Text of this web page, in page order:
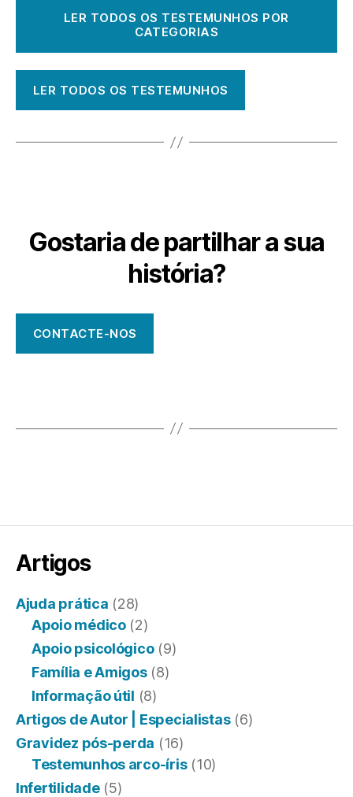
LER TODOS OS TESTEMUNHOS POR
CATEGORIAS
LER TODOS OS TESTEMUNHOS
Gostaria de partilhar a sua
história?
CONTACTE-NOS
Artigos
Ajuda prática (28)
Apoio médico(2)
Apoio psicológico(9)
Família e Amigos(8)
Informação útil (8)
Artigos de Autor | Especialistas(6)
Gravidez pós-perda (16)
Testemunhos arco-íris(10)
Infertilidade(5)